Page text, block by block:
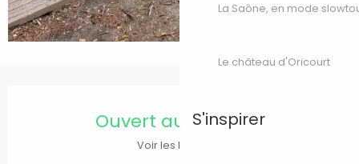
La Saône, en mode
Le château d'Oricourt
S'inspirer
Ouvert aujourd'hui
Voir les horaires